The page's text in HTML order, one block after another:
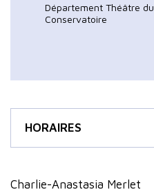
Département Théâtre du
Conservatoire
HORAIRES
Charlie-Anastasia Merlet